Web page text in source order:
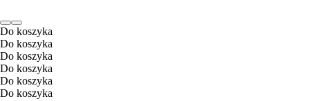
Do koszyka
Do koszyka
Do koszyka
Do koszyka
Do koszyka
Do koszyka